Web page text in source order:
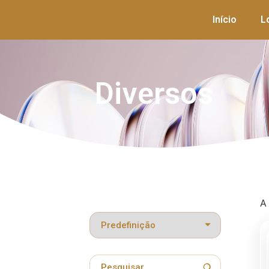
Início
Diversos
Classificar produtos
A